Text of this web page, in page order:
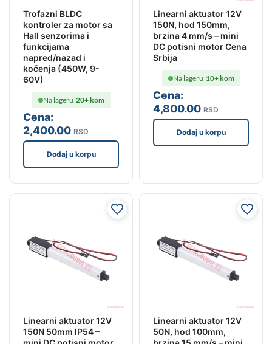
Trofazni BLDC
kontroler za motor sa
Hall senzorima i
funkcijama
napred/nazad i
kočenja (450W, 9-
60V)
Cena:
2,400.00 RSD
Na lageru 20+ kom
Dodaj u korpu
Linearni aktuator 12V
150N, hod 150mm,
brzina 4 mm/s – mini
DC potisni motor Cena
Srbija
Cena:
4,800.00 RSD
Na lageru 10+ kom
Dodaj u korpu
Linearni aktuator 12V
150N 50mm IP54 –
Linearni aktuator 12V
50N, hod 100mm,